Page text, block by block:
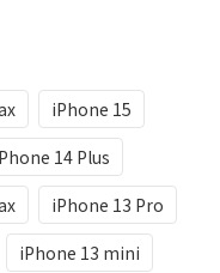
iPhone 15
14 Plus
iPhone 13 Pro
iPhone 13 mini